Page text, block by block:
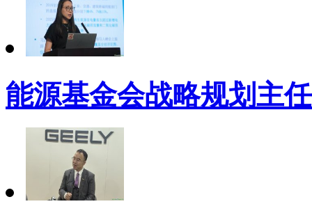
能源基金会战略规划主